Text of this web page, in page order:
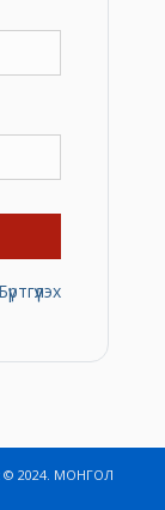
© 2024. МОНГОЛ